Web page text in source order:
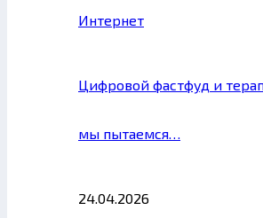
Интернет
Цифровой фастфуд и
мы пытаемся…
24.04.2026